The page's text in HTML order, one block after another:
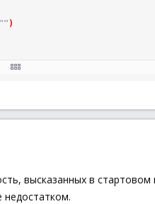
"" )
высказанных в